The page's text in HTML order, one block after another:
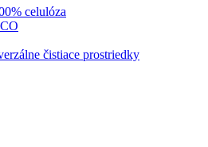
celulóza
čistiace prostriedky